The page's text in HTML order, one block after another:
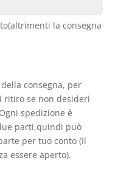
la consegna
consegna, per
ritiro se non desideri
spedizione è
parti,quindi può
per tuo conto (Il
essere aperto).